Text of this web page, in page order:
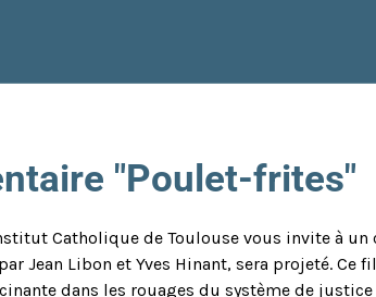
"Poulet-frites"
Catholique de Toulouse vous invite à
Jean Libon et Yves Hinant, sera projeté.
dans les rouages du système de justice